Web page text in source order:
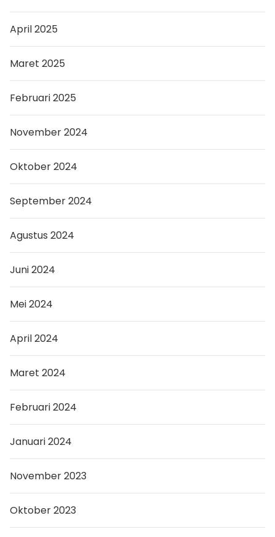
April 2025
Maret 2025
Februari 2025
November 2024
Oktober 2024
September 2024
Agustus 2024
Juni 2024
Mei 2024
April 2024
Maret 2024
Februari 2024
Januari 2024
November 2023
Oktober 2023